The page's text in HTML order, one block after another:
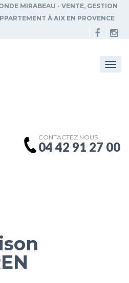
MIRABEAU - VENTE, GESTION
À AIX EN PROVENCE
CONTACTEZ NOUS
04 42 91 27 00